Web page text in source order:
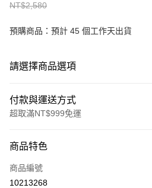
NT$2,580
預購商品：預計 45 個工作天出貨
請選擇商品選項
付款與運送方式
超取滿NT$999免運
信用卡一次付款
超商取貨付款
商品特色
商品編號
10213268